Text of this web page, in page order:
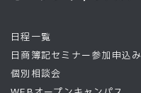
日程一覧
日商簿記セミナー参加申込み
個別相談会